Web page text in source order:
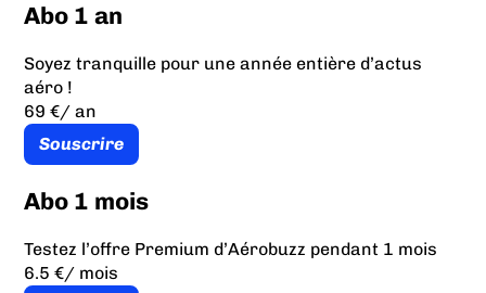
Abo 1 an
Soyez tranquille pour une année entière d’actus
aéro !
69 €/ an
Souscrire
Abo 1 mois
Testez l’offre Premium d’Aérobuzz pendant 1 mois
6.5 €/ mois